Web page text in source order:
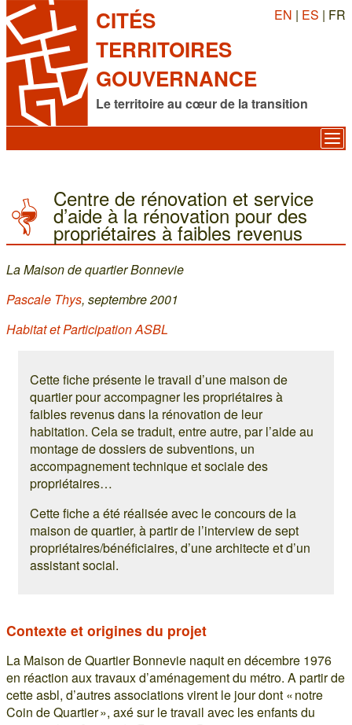
CITÉS
TERRITOIRES
GOUVERNANCE
Le territoire au cœur de la transition
EN | ES | FR
Centre de rénovation et service
d’aide à la rénovation pour des
propriétaires à faibles revenus
La Maison de quartier Bonnevie
Pascale Thys, septembre 2001
Habitat et Participation ASBL
Cette fiche présente le travail d’une maison de
quartier pour accompagner les propriétaires à
faibles revenus dans la rénovation de leur
habitation. Cela se traduit, entre autre, par l’aide au
montage de dossiers de subventions, un
accompagnement technique et sociale des
propriétaires…
Cette fiche a été réalisée avec le concours de la
maison de quartier, à partir de l’interview de sept
propriétaires/bénéficiaires, d’une architecte et d’un
assistant social.
Contexte et origines du projet
La Maison de Quartier Bonnevie naquit en décembre 1976
en réaction aux travaux d’aménagement du métro. A partir de
cette asbl, d’autres associations virent le jour dont « notre
Coin de Quartier », axé sur le travail avec les enfants du